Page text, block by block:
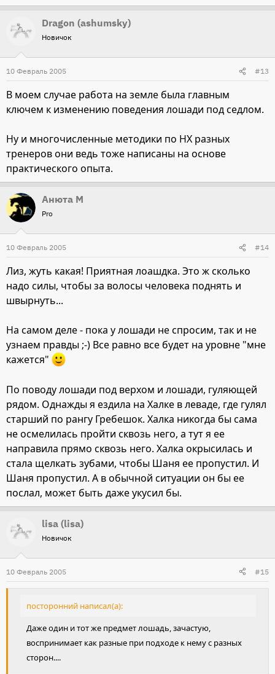
Dragon (ashumsky)
Новичок
10 Февраль 2005 #13
В моем случае работа на земле была главным
ключем к изменению поведения лошади под седлом.
Ну и многочисленные методики по НХ разных
тренеров они ведь тоже написаны на основе
практического опыта.
Анюта М
Pro
10 Февраль 2005 #14
Лиз, жуть какая! Приятная лоашдка. Это ж сколько
надо силы, чтобы за волосы человека поднять и
швырнуть...
На самом деле - пока у лошади не спросим, так и не
узнаем правды ;-) Все равно все будет на уровне "мне
кажется"
По поводу лошади под верхом и лошади, гуляющей
рядом. Однажды я ездила на Халке в леваде, где гулял
старший по рангу Гребешок. Халка никогда бы сама
не осмелилась пройти сквозь него, а тут я ее
направила прямо сквозь него. Халка окрысилась и
стала щелкать зубами, чтобы Шаня ее пропустил. И
Шаня пропустил. А в обычной ситуации он бы ее
послал, может быть даже укусил бы.
lisa (lisa)
Новичок
10 Февраль 2005 #15
посторонний написал(а):
Даже один и тот же предмет лошадь, зачастую,
воспринимает как разные при подходе к нему с разных
сторон....